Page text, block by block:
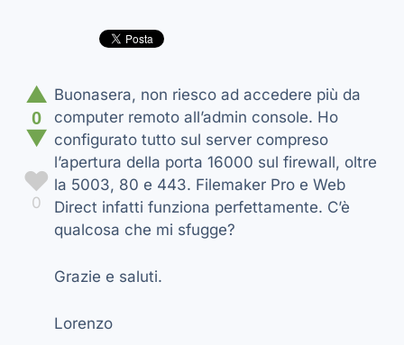
▲
0
▼
♥
0
Buonasera, non riesco ad accedere più da
computer remoto all’admin console. Ho
configurato tutto sul server compreso
l’apertura della porta 16000 sul firewall, oltre
la 5003, 80 e 443. Filemaker Pro e Web
Direct infatti funziona perfettamente. C’è
qualcosa che mi sfugge?
Grazie e saluti.
Lorenzo